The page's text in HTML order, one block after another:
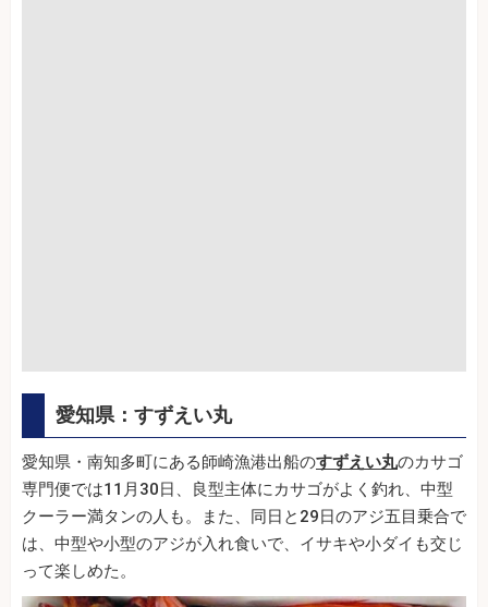
愛知県：すずえい丸
愛知県・南知多町にある師崎漁港出船のすずえい丸のカサゴ
専門便では11月30日、良型主体にカサゴがよく釣れ、中型
クーラー満タンの人も。また、同日と29日のアジ五目乗合で
は、中型や小型のアジが入れ食いで、イサキや小ダイも交じ
って楽しめた。